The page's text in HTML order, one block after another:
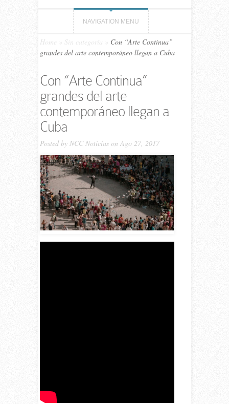
NAVIGATION MENU
Home Sin categoría
Con “Arte Continua”
grandes del arte contemporáneo llegan a Cuba
Con “Arte Continua”
grandes del arte
contemporáneo llegan a
Cuba
Posted by NCC Noticiason Ago 27, 2017